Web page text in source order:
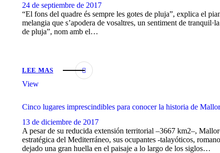
24 de septiembre de 2017
“El fons del quadre és sempre les gotes de pluja”, explica el
melangia que s’apodera de vosaltres, un sentiment de
de pluja”, nom amb el…
LEE MAS
View
Cinco lugares imprescindibles para conocer la historia de
13 de diciembre de 2017
A pesar de su reducida extensión territorial –3667 km2–,
estratégica del Mediterráneo, sus ocupantes -talayóticos,
dejado una gran huella en el paisaje a lo largo de los siglos…